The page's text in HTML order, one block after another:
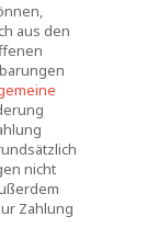
aus den
nicht
Zahlung